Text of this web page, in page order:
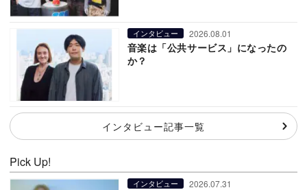
インタビュー 2026.08.01
音楽は「公共サービス」になったの
か？
インタビュー記事一覧
Pick Up!
インタビュー 2026.07.31